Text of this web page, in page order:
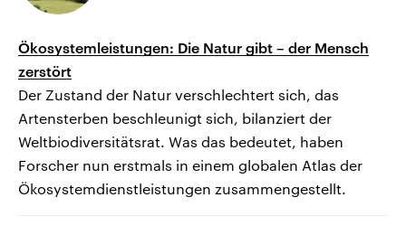
Ökosystemleistungen: Die Natur gibt – der Mensch
zerstört
Der Zustand der Natur verschlechtert sich, das
Artensterben beschleunigt sich, bilanziert der
Weltbiodiversitätsrat. Was das bedeutet, haben
Forscher nun erstmals in einem globalen Atlas der
Ökosystemdienstleistungen zusammengestellt.